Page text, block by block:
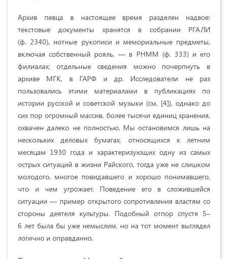
Архив певца в настоящее время разделен надвое:
текстовые документы хранятся в собрании РГАЛИ
(ф. 2340), нотные рукописи и мемориальные предметы,
включая собственный рояль, — в РНММ (ф. 333) и его
филиалах; отдельные сведения можно почерпнуть в
архиве МГК, в ГАРФ и др. Исследователи не раз
пользовались этими материалами в публикациях по
истории русской и советской музыки (см. [4]), однако до
сих пор огромный массив, более тысячи единиц хранения,
охвачен далеко не полностью. Мы остановимся лишь на
нескольких деловых бумагах, относящихся к летним
месяцам 1930 года и характеризующих одну из самых
острых ситуаций в жизни Райского, тогда уже не слишком
молодого, многое повидавшего и хорошо понимавшего,
что и чем угрожает. Поведение его в сложившейся
ситуации — пример открытого сопротивления властям со
стороны деятеля культуры. Подобный отпор спустя 5–
6 лет была бы уже немыслим, но на тот момент выглядел
логично и оправданно.